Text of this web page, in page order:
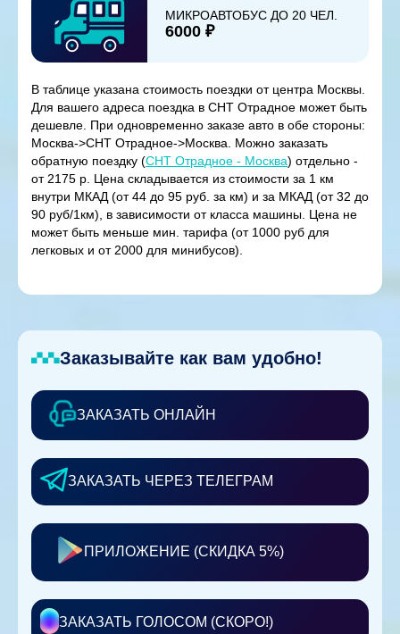
МИКРОАВТОБУС ДО 20 ЧЕЛ.
6000 ₽
В таблице указана стоимость поездки от центра Москвы.
Для вашего адреса поездка в СНТ Отрадное может быть
дешевле. При одновременно заказе авто в обе стороны:
Москва->СНТ Отрадное->Москва. Можно заказать
обратную поездку (СНТ Отрадное - Москва) отдельно -
от 2175 р. Цена складывается из стоимости за 1 км
внутри МКАД (от 44 до 95 руб. за км) и за МКАД (от 32 до
90 руб/1км), в зависимости от класса машины. Цена не
может быть меньше мин. тарифа (от 1000 руб для
легковых и от 2000 для минибусов).
Заказывайте как вам удобно!
ЗАКАЗАТЬ ОНЛАЙН
ЗАКАЗАТЬ ЧЕРЕЗ ТЕЛЕГРАМ
ПРИЛОЖЕНИЕ (СКИДКА 5%)
ЗАКАЗАТЬ ГОЛОСОМ (СКОРО!)